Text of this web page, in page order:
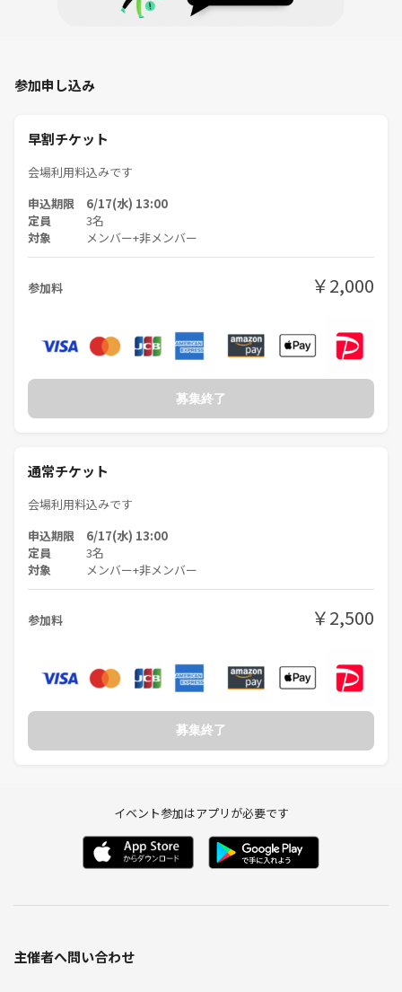
参加申し込み
早割チケット
会場利用料込みです
申込期限 6/17(水) 13:00
定員 3名
対象 メンバー+非メンバー
参加料 ￥2,000
募集終了
通常チケット
会場利用料込みです
申込期限 6/17(水) 13:00
定員 3名
対象 メンバー+非メンバー
参加料 ￥2,500
募集終了
イベント参加はアプリが必要です
主催者へ問い合わせ